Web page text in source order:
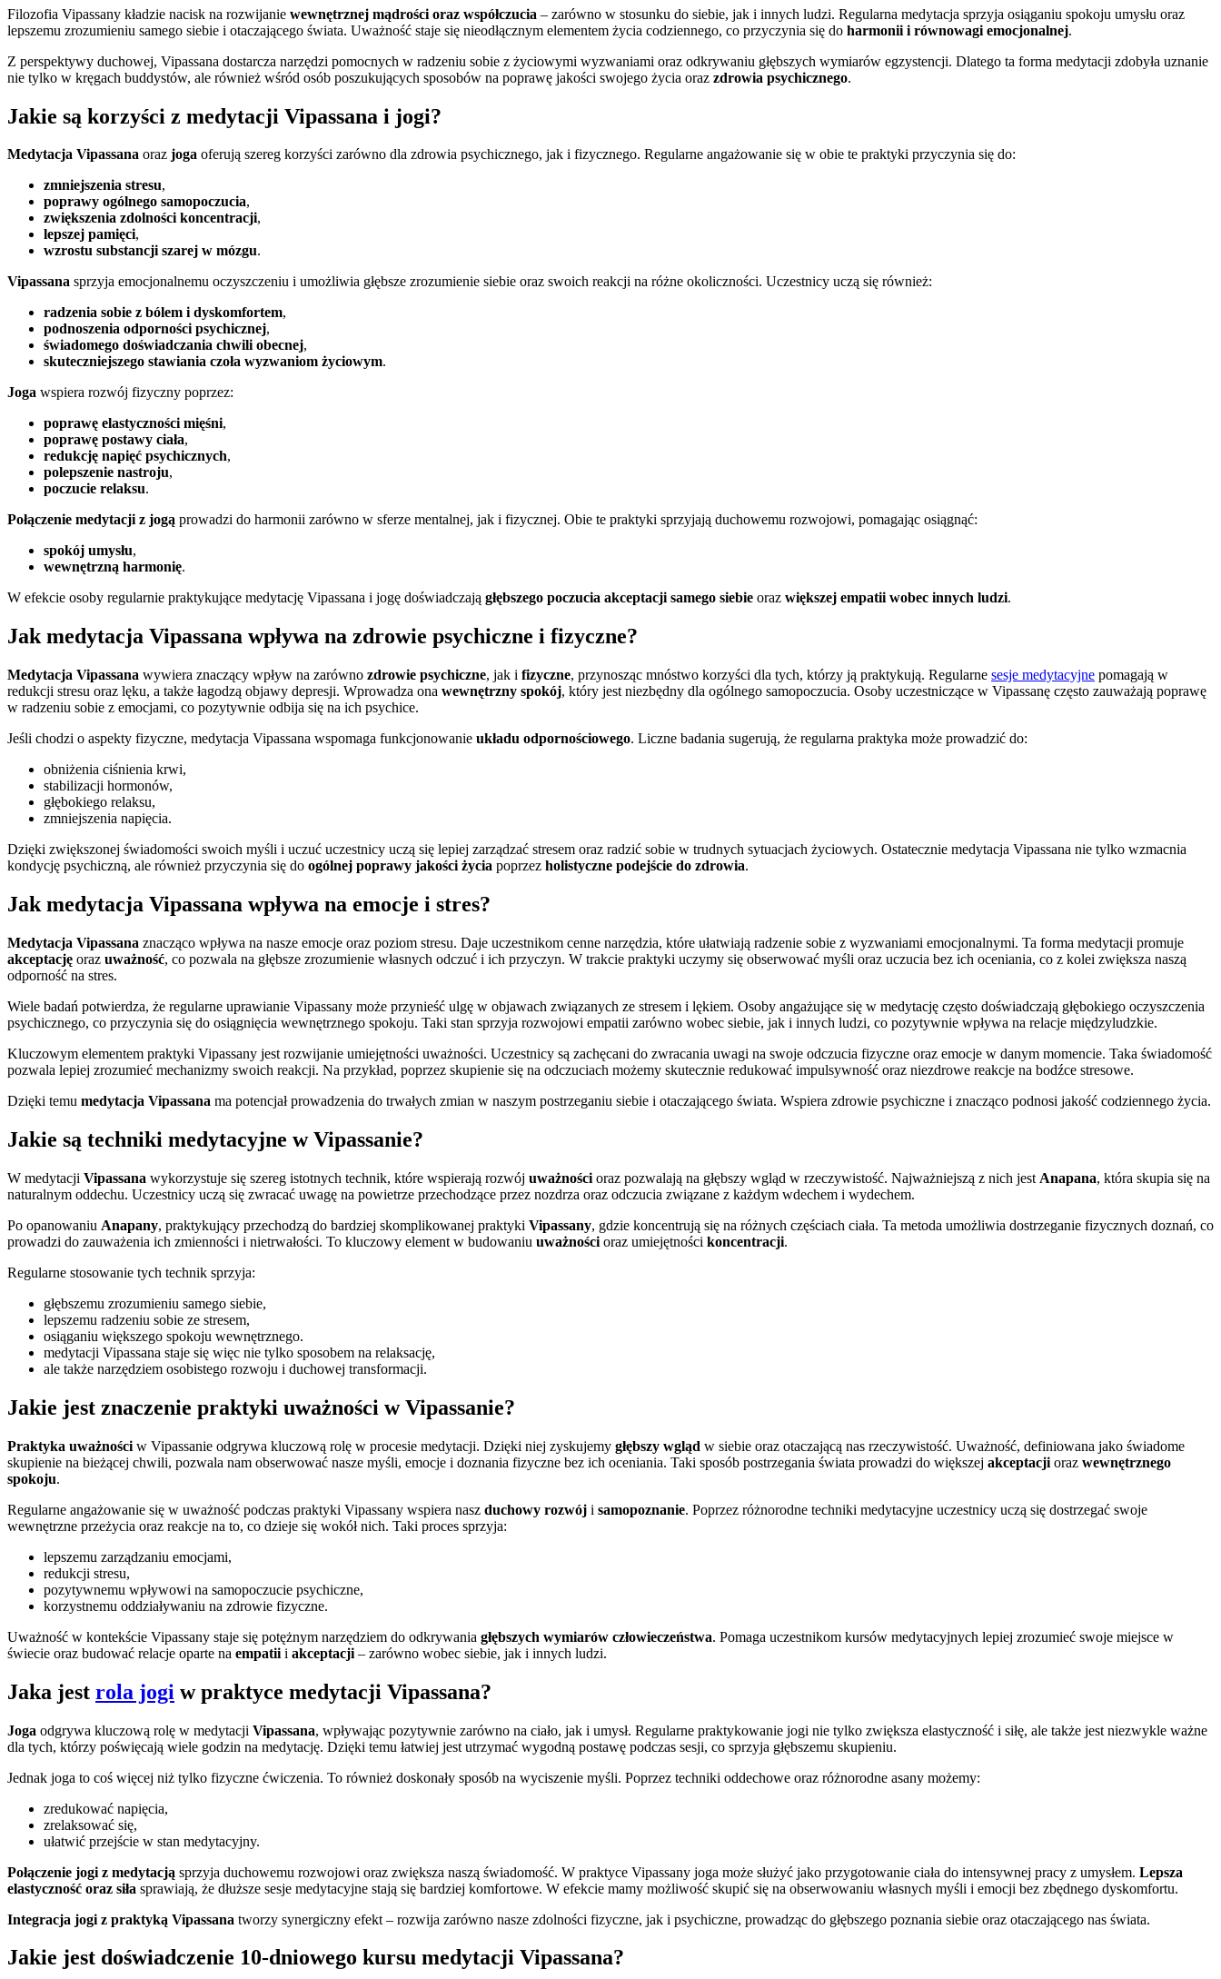
Filozofia Vipassany kładzie nacisk na rozwijanie wewnętrznej mądrości oraz współczucia – zarówno w stosunku do siebie, jak i innych ludzi. Regularna medytacja sprzyja osiąganiu spokoju umysłu oraz
lepszemu zrozumieniu samego siebie i otaczającego świata. Uważność staje się nieodłącznym elementem życia codziennego, co przyczynia się do harmonii i równowagi emocjonalnej.
Z perspektywy duchowej, Vipassana dostarcza narzędzi pomocnych w radzeniu sobie z życiowymi wyzwaniami oraz odkrywaniu głębszych wymiarów egzystencji. Dlatego ta forma medytacji zdobyła uznanie
nie tylko w kręgach buddystów, ale również wśród osób poszukujących sposobów na poprawę jakości swojego życia oraz zdrowia psychicznego.
Jakie są korzyści z medytacji Vipassana i jogi?
Medytacja Vipassana oraz joga oferują szereg korzyści zarówno dla zdrowia psychicznego, jak i fizycznego. Regularne angażowanie się w obie te praktyki przyczynia się do:
zmniejszenia stresu,
poprawy ogólnego samopoczucia,
zwiększenia zdolności koncentracji,
lepszej pamięci,
wzrostu substancji szarej w mózgu.
Vipassana sprzyja emocjonalnemu oczyszczeniu i umożliwia głębsze zrozumienie siebie oraz swoich reakcji na różne okoliczności. Uczestnicy uczą się również:
radzenia sobie z bólem i dyskomfortem,
podnoszenia odporności psychicznej,
świadomego doświadczania chwili obecnej,
skuteczniejszego stawiania czoła wyzwaniom życiowym.
Joga wspiera rozwój fizyczny poprzez:
poprawę elastyczności mięśni,
poprawę postawy ciała,
redukcję napięć psychicznych,
polepszenie nastroju,
poczucie relaksu.
Połączenie medytacji z jogą prowadzi do harmonii zarówno w sferze mentalnej, jak i fizycznej. Obie te praktyki sprzyjają duchowemu rozwojowi, pomagając osiągnąć:
spokój umysłu,
wewnętrzną harmonię.
W efekcie osoby regularnie praktykujące medytację Vipassana i jogę doświadczają głębszego poczucia akceptacji samego siebie oraz większej empatii wobec innych ludzi.
Jak medytacja Vipassana wpływa na zdrowie psychiczne i fizyczne?
Medytacja Vipassana wywiera znaczący wpływ na zarówno zdrowie psychiczne, jak i fizyczne, przynosząc mnóstwo korzyści dla tych, którzy ją praktykują. Regularne sesje medytacyjne pomagają w
redukcji stresu oraz lęku, a także łagodzą objawy depresji. Wprowadza ona wewnętrzny spokój, który jest niezbędny dla ogólnego samopoczucia. Osoby uczestniczące w Vipassanę często zauważają poprawę
w radzeniu sobie z emocjami, co pozytywnie odbija się na ich psychice.
Jeśli chodzi o aspekty fizyczne, medytacja Vipassana wspomaga funkcjonowanie układu odpornościowego. Liczne badania sugerują, że regularna praktyka może prowadzić do:
obniżenia ciśnienia krwi,
stabilizacji hormonów,
głębokiego relaksu,
zmniejszenia napięcia.
Dzięki zwiększonej świadomości swoich myśli i uczuć uczestnicy uczą się lepiej zarządzać stresem oraz radzić sobie w trudnych sytuacjach życiowych. Ostatecznie medytacja Vipassana nie tylko wzmacnia
kondycję psychiczną, ale również przyczynia się do ogólnej poprawy jakości życia poprzez holistyczne podejście do zdrowia.
Jak medytacja Vipassana wpływa na emocje i stres?
Medytacja Vipassana znacząco wpływa na nasze emocje oraz poziom stresu. Daje uczestnikom cenne narzędzia, które ułatwiają radzenie sobie z wyzwaniami emocjonalnymi. Ta forma medytacji promuje
akceptację oraz uważność, co pozwala na głębsze zrozumienie własnych odczuć i ich przyczyn. W trakcie praktyki uczymy się obserwować myśli oraz uczucia bez ich oceniania, co z kolei zwiększa naszą
odporność na stres.
Wiele badań potwierdza, że regularne uprawianie Vipassany może przynieść ulgę w objawach związanych ze stresem i lękiem. Osoby angażujące się w medytację często doświadczają głębokiego oczyszczenia
psychicznego, co przyczynia się do osiągnięcia wewnętrznego spokoju. Taki stan sprzyja rozwojowi empatii zarówno wobec siebie, jak i innych ludzi, co pozytywnie wpływa na relacje międzyludzkie.
Kluczowym elementem praktyki Vipassany jest rozwijanie umiejętności uważności. Uczestnicy są zachęcani do zwracania uwagi na swoje odczucia fizyczne oraz emocje w danym momencie. Taka świadomość
pozwala lepiej zrozumieć mechanizmy swoich reakcji. Na przykład, poprzez skupienie się na odczuciach możemy skutecznie redukować impulsywność oraz niezdrowe reakcje na bodźce stresowe.
Dzięki temu medytacja Vipassana ma potencjał prowadzenia do trwałych zmian w naszym postrzeganiu siebie i otaczającego świata. Wspiera zdrowie psychiczne i znacząco podnosi jakość codziennego życia.
Jakie są techniki medytacyjne w Vipassanie?
W medytacji Vipassana wykorzystuje się szereg istotnych technik, które wspierają rozwój uważności oraz pozwalają na głębszy wgląd w rzeczywistość. Najważniejszą z nich jest Anapana, która skupia się na
naturalnym oddechu. Uczestnicy uczą się zwracać uwagę na powietrze przechodzące przez nozdrza oraz odczucia związane z każdym wdechem i wydechem.
Po opanowaniu Anapany, praktykujący przechodzą do bardziej skomplikowanej praktyki Vipassany, gdzie koncentrują się na różnych częściach ciała. Ta metoda umożliwia dostrzeganie fizycznych doznań, co
prowadzi do zauważenia ich zmienności i nietrwałości. To kluczowy element w budowaniu uważności oraz umiejętności koncentracji.
Regularne stosowanie tych technik sprzyja:
głębszemu zrozumieniu samego siebie,
lepszemu radzeniu sobie ze stresem,
osiąganiu większego spokoju wewnętrznego.
medytacji Vipassana staje się więc nie tylko sposobem na relaksację,
ale także narzędziem osobistego rozwoju i duchowej transformacji.
Jakie jest znaczenie praktyki uważności w Vipassanie?
Praktyka uważności w Vipassanie odgrywa kluczową rolę w procesie medytacji. Dzięki niej zyskujemy głębszy wgląd w siebie oraz otaczającą nas rzeczywistość. Uważność, definiowana jako świadome
skupienie na bieżącej chwili, pozwala nam obserwować nasze myśli, emocje i doznania fizyczne bez ich oceniania. Taki sposób postrzegania świata prowadzi do większej akceptacji oraz wewnętrznego
spokoju.
Regularne angażowanie się w uważność podczas praktyki Vipassany wspiera nasz duchowy rozwój i samopoznanie. Poprzez różnorodne techniki medytacyjne uczestnicy uczą się dostrzegać swoje
wewnętrzne przeżycia oraz reakcje na to, co dzieje się wokół nich. Taki proces sprzyja:
lepszemu zarządzaniu emocjami,
redukcji stresu,
pozytywnemu wpływowi na samopoczucie psychiczne,
korzystnemu oddziaływaniu na zdrowie fizyczne.
Uważność w kontekście Vipassany staje się potężnym narzędziem do odkrywania głębszych wymiarów człowieczeństwa. Pomaga uczestnikom kursów medytacyjnych lepiej zrozumieć swoje miejsce w
świecie oraz budować relacje oparte na empatii i akceptacji – zarówno wobec siebie, jak i innych ludzi.
Jaka jest rola jogi w praktyce medytacji Vipassana?
Joga odgrywa kluczową rolę w medytacji Vipassana, wpływając pozytywnie zarówno na ciało, jak i umysł. Regularne praktykowanie jogi nie tylko zwiększa elastyczność i siłę, ale także jest niezwykle ważne
dla tych, którzy poświęcają wiele godzin na medytację. Dzięki temu łatwiej jest utrzymać wygodną postawę podczas sesji, co sprzyja głębszemu skupieniu.
Jednak joga to coś więcej niż tylko fizyczne ćwiczenia. To również doskonały sposób na wyciszenie myśli. Poprzez techniki oddechowe oraz różnorodne asany możemy:
zredukować napięcia,
zrelaksować się,
ułatwić przejście w stan medytacyjny.
Połączenie jogi z medytacją sprzyja duchowemu rozwojowi oraz zwiększa naszą świadomość. W praktyce Vipassany joga może służyć jako przygotowanie ciała do intensywnej pracy z umysłem. Lepsza
elastyczność oraz siła sprawiają, że dłuższe sesje medytacyjne stają się bardziej komfortowe. W efekcie mamy możliwość skupić się na obserwowaniu własnych myśli i emocji bez zbędnego dyskomfortu.
Integracja jogi z praktyką Vipassana tworzy synergiczny efekt – rozwija zarówno nasze zdolności fizyczne, jak i psychiczne, prowadząc do głębszego poznania siebie oraz otaczającego nas świata.
Jakie jest doświadczenie 10-dniowego kursu medytacji Vipassana?